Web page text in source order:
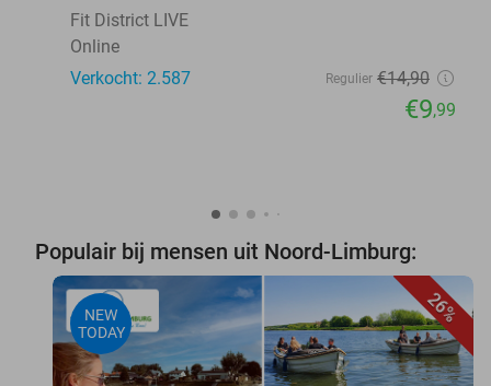
Fit District LIVE
Online
Verkocht: 2.587
Regulier €14,90
€9,99
Populair bij mensen uit Noord-Limburg:
26%
NEW
TODAY